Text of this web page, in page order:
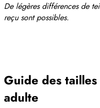
De légères différences de
reçu sont possibles.
Guide des
adulte